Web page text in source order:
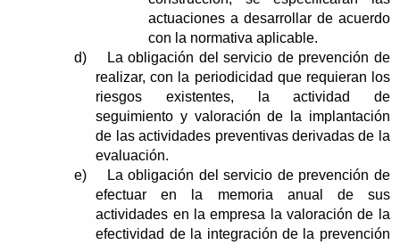
actuaciones a desarrollar de acuerdo
con la normativa aplicable.
d)
La obligación del servicio de prevención de
realizar, con la periodicidad que requieran los
riesgos existentes, la actividad de
seguimiento y valoración de la implantación
de las actividades preventivas derivadas de la
evaluación.
e)
La obligación del servicio de prevención de
efectuar en la memoria anual de sus
actividades en la empresa la valoración de la
efectividad de la integración de la prevención